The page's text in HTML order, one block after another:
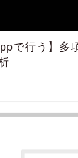
で行う】多